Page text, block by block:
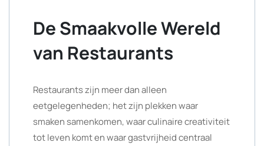
De Smaakvolle Wereld
van Restaurants
Restaurants zijn meer dan alleen
eetgelegenheden; het zijn plekken waar
smaken samenkomen, waar culinaire creativiteit
tot leven komt en waar gastvrijheid centraal